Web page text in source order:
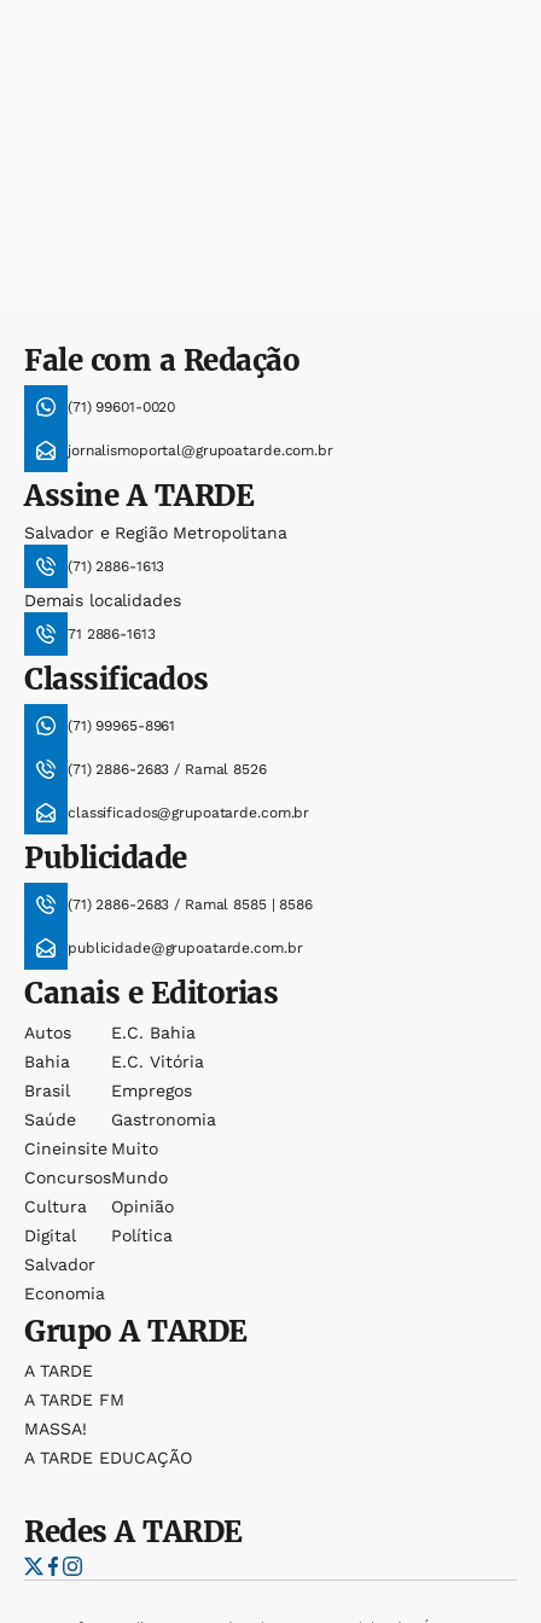
Fale com a Redação
(71) 99601-0020
jornalismoportal@grupoatarde.com.br
AssineA TARDE
Salvador e Região Metropolitana
(71) 2886-1613
Demais localidades
71 2886-1613
Classificados
(71) 99965-8961
(71) 2886-2683 / Ramal 8526
classificados@grupoatarde.com.br
Publicidade
(71) 2886-2683 / Ramal 8585 | 8586
publicidade@grupoatarde.com.br
Canais e Editorias
Autos
Bahia
Brasil
Saúde
Cineinsite
Concursos
Cultura
Digital
Salvador
Economia
E.c. Bahia
E.c. Vitória
Empregos
Gastronomia
Muito
Mundo
Opinião
Política
GrupoA TARDE
A TARDE
A TARDE FM
MASSA!
A TARDE EDUCAÇÃO
RedesA TARDE